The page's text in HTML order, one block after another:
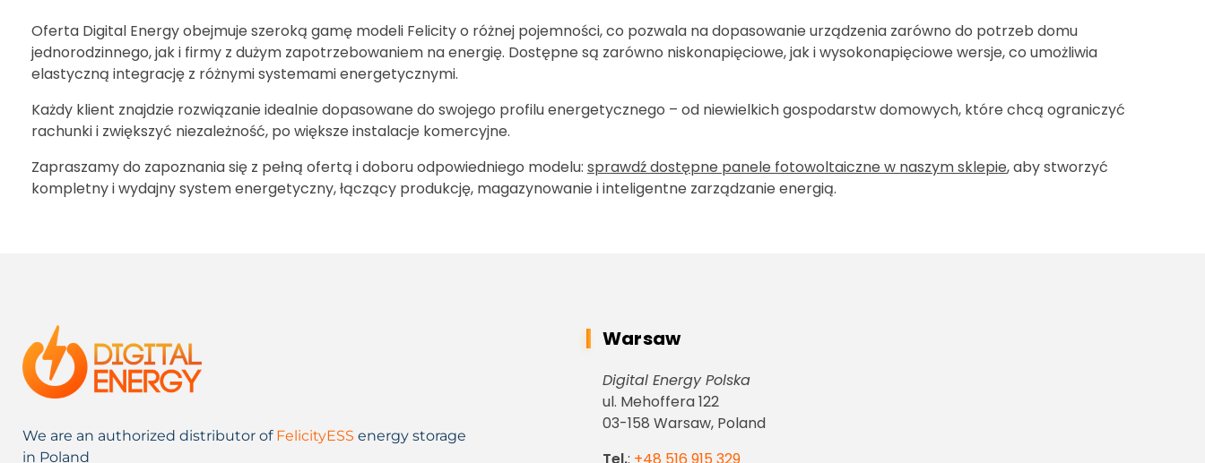
Oferta Digital Energy obejmuje szeroką gamę modeli Felicity o różnej pojemności, co pozwala na dopasowanie urządzenia zarówno do potrzeb domu
jednorodzinnego, jak i firmy z dużym zapotrzebowaniem na energię. Dostępne są zarówno niskonapięciowe, jak i wysokonapięciowe wersje, co umożliwia
elastyczną integrację z różnymi systemami energetycznymi.
Każdy klient znajdzie rozwiązanie idealnie dopasowane do swojego profilu energetycznego – od niewielkich gospodarstw domowych, które chcą ograniczyć
rachunki i zwiększyć niezależność, po większe instalacje komercyjne.
Zapraszamy do zapoznania się z pełną ofertą i doboru odpowiedniego modelu: sprawdź dostępne panele fotowoltaiczne w naszym sklepie, aby stworzyć
kompletny i wydajny system energetyczny, łączący produkcję, magazynowanie i inteligentne zarządzanie energią.
We are an authorized distributor of FelicityESS energy storage
in Poland
Warsaw
Digital Energy Polska
ul. Mehoffera 122
03-158 Warsaw, Poland